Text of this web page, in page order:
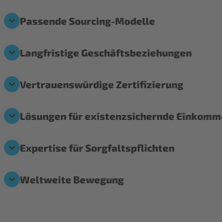
Passende Sourcing-Modelle
Langfristige Geschäftsbeziehungen
Vertrauenswürdige Zertifizierung
Lösungen für existenzsichernde
Expertise für Sorgfaltspflichten
Weltweite Bewegung